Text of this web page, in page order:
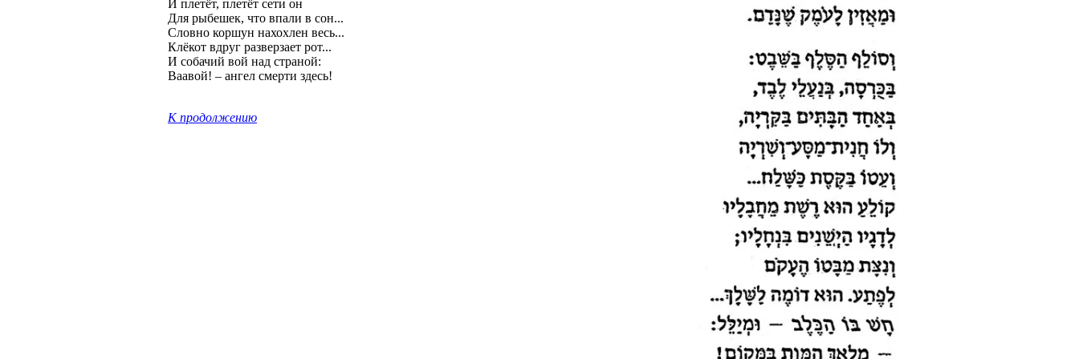
И плетёт, плетёт сети он
Для рыбешек, что впали в сон...
Словно коршун нахохлен весь...
Клёкот вдруг разверзает рот...
И собачий вой над страной:
Ваавой! – ангел смерти здесь!
К продолжению